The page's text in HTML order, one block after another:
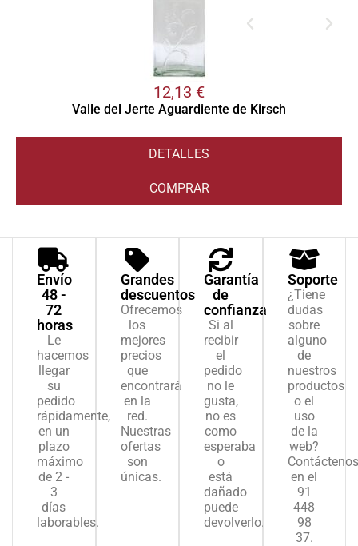
12,13 €
Valle del Jerte Aguardiente de Kirsch
DETALLES
COMPRAR
Envío
48 -
72
horas
Le
hacemos
llegar
su
pedido
rápidamente,
en un
plazo
máximo
de 2 -
3
días
laborables.
Grandes
descuentos
Ofrecemos
los
mejores
precios
que
encontrará
en la
red.
Nuestras
ofertas
son
únicas.
Garantía
de
confianza
Si al
recibir
el
pedido
no le
gusta,
no es
como
esperaba
o
está
dañado
puede
devolverlo.
Soporte
¿Tiene
dudas
sobre
alguno
de
nuestros
productos
o el
uso
de la
web?
Contáctenos
en el
91
448
98
37.